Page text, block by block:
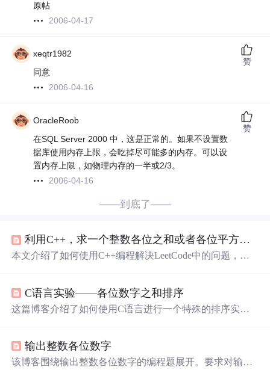
原帖
2006-04-17
xeqtr1982
同意
2006-04-16
赞
OracleRoob
在SQL Server 2000 中，这是正常的。如果不设置数
据库使用内存上限，会吃掉尽可能多的内存。可以设
置内存上限，如物理内存的一半或2/3。
2006-04-16
赞
——到底了——
利用C++，求一个整数各位之和或者各位平方之和
本文介绍了如何使用C++编程解决LeetCode中的问题，即
和与平方和。
C语言实验——各位数字之和排序
这篇博客介绍了如何使用C语言进行一个特殊的排序实
性，特别是要注意题目是基于各位数字之和来进行操作
的。
输出整数各位数字
该博客围绕输出整数各位数字的编程题展开。要求对输入